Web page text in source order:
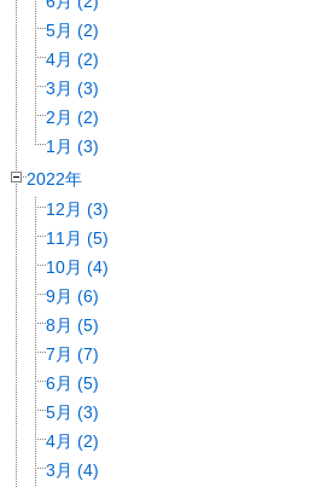
5月 (2)
4月 (2)
3月 (3)
2月 (2)
1月 (3)
2022年
12月 (3)
11月 (5)
10月 (4)
9月 (6)
8月 (5)
7月 (7)
6月 (5)
5月 (3)
4月 (2)
3月 (4)